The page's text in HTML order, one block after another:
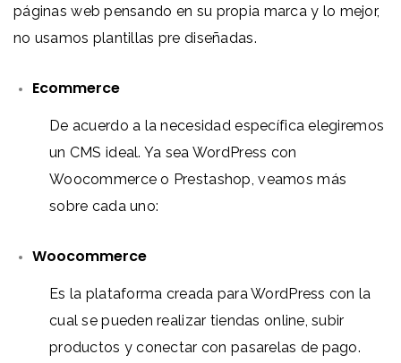
páginas web pensando en su propia marca y lo mejor,
no usamos plantillas pre diseñadas.
Ecommerce
De acuerdo a la necesidad específica elegiremos
un CMS ideal. Ya sea WordPress con
Woocommerce o Prestashop, veamos más
sobre cada uno:
Woocommerce
Es la plataforma creada para WordPress con la
cual se pueden realizar tiendas online, subir
productos y conectar con pasarelas de pago.